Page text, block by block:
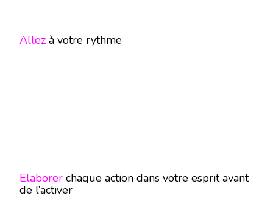
Allez à votre rythme
Elaborer chaque action dans votre esprit avant
de l’activer